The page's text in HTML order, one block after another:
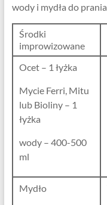
wody i mydła do
Środki
improwizowane
Ocet – 1 łyżka
Mycie Ferri, Mitu
lub Bioliny – 1
łyżka
wody – 400-500
ml
Mydło